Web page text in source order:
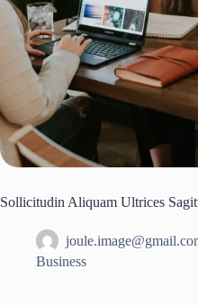
Sollicitudin Aliquam Ultrices
Business